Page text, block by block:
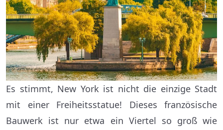
Es stimmt, New York ist nicht die einzige Stadt
mit einer Freiheitsstatue! Dieses französische
Bauwerk ist nur etwa ein Viertel so groß wie